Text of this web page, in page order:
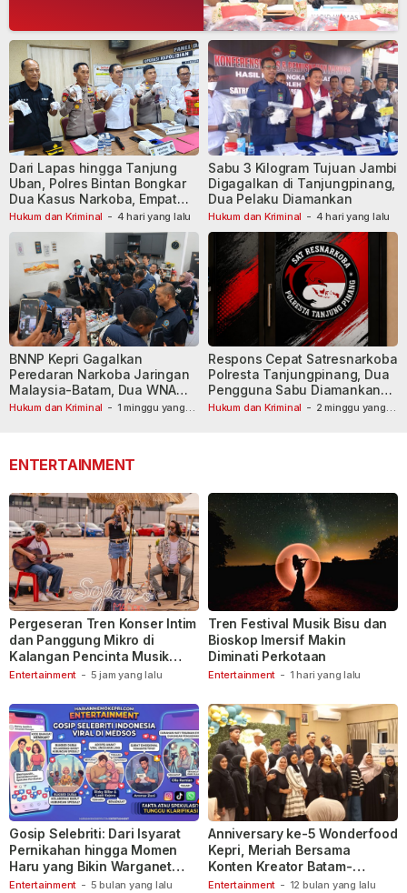
Hukum dan Kriminal - 4 hari yang lalu
Dari Lapas hingga Tanjung
Uban, Polres Bintan Bongkar
Dua Kasus Narkoba, Empat
Tersangka Dibekuk
Hukum dan Kriminal - 4 hari yang lalu
Sabu 3 Kilogram Tujuan Jambi
Digagalkan di Tanjungpinang,
Dua Pelaku Diamankan
Hukum dan Kriminal - 1 minggu yang
BNNP Kepri Gagalkan
Peredaran Narkoba Jaringan
Malaysia-Batam, Dua WNA
Masih Diburu
Hukum dan Kriminal - 2 minggu yang
Respons Cepat Satresnarkoba
Polresta Tanjungpinang, Dua
Pengguna Sabu Diamankan
Usai Dilaporkan ke Call Center
ENTERTAINMENT
Entertainment - 5 jam yang lalu
Pergeseran Tren Konser Intim
dan Panggung Mikro di
Kalangan Pencinta Musik
Indonesia
Entertainment - 1 hari yang lalu
Tren Festival Musik Bisu dan
Bioskop Imersif Makin
Diminati Perkotaan
Entertainment - 5 bulan yang lalu
Gosip Selebriti: Dari Isyarat
Pernikahan hingga Momen
Haru yang Bikin Warganet
Berspekulasi
Entertainment - 12 bulan yang lalu
Anniversary ke-5 Wonderfood
Kepri, Meriah Bersama
Konten Kreator Batam-
Tanjungpinang